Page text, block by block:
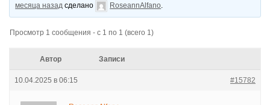
месяца назад сделано RoseannAlfano.
Просмотр 1 сообщения - с 1 по 1 (всего 1)
Автор Записи
10.04.2025 в 06:15 #15782